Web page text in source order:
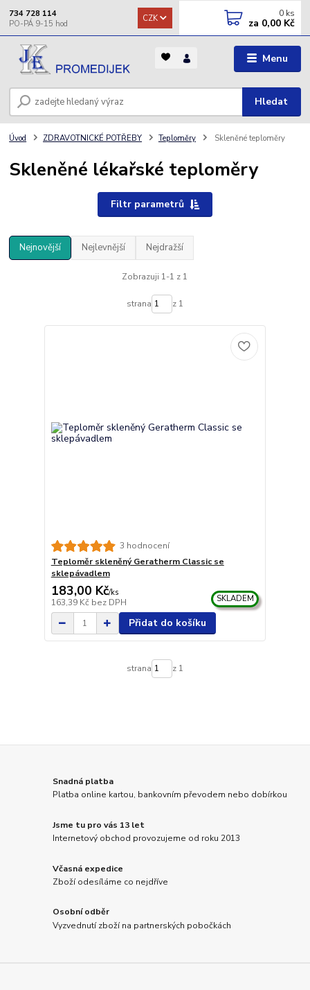
Menu
CZK
Hledat
734 728 114 0 ks
za 0,00 Kč
Úvod ZDRAVOTNICKÉ POTŘEBY Teploměry Skleněné teploměry
Skleněné lékařské teploměry
Filtr parametrů
Nejnovější Nejlevnější Nejdražší
Zobrazuji 1-1 z 1
strana z 1
3 hodnocení
Teploměr skleněný Geratherm Classic se
sklepávadlem
183,00 Kč/ks
163,39 Kč bez DPH SKLADEM
Přidat do košíku
strana z 1
Snadná platba
Platba online kartou, bankovním převodem nebo dobírkou
Jsme tu pro vás 13 let
Internetový obchod provozujeme od roku 2013
Včasná expedice
Zboží odesíláme co nejdříve
Osobní odběr
Vyzvednutí zboží na partnerských pobočkách